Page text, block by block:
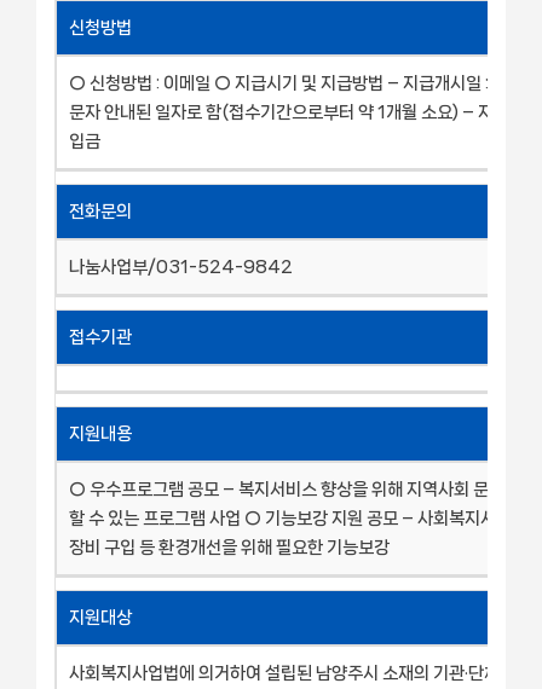
신청방법
○ 신청방법 : 이메일 ○ 지급시기 및 지급방법 – 지급개시일 : 선정
문자 안내된 일자로 함(접수기간으로부터 약 1개월 소요) – 지급방
입금
전화문의
나눔사업부/031-524-9842
접수기관
지원내용
○ 우수프로그램 공모 – 복지서비스 향상을 위해 지역사회 문제를 예
할 수 있는 프로그램 사업 ○ 기능보강 지원 공모 – 사회복지시설의
장비 구입 등 환경개선을 위해 필요한 기능보강
지원대상
사회복지사업법에 의거하여 설립된 남양주시 소재의 기관·단체·시설